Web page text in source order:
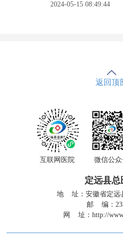
2024-05-15 08:49:44
返回顶
互联网医院 微信公
定远县总
地 址：安徽省定远
邮 编：
网 址：http://